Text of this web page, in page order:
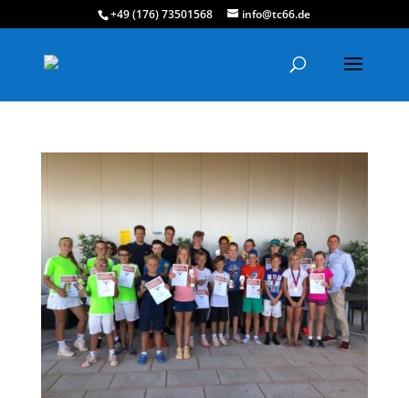
+49 (176) 73501568 info@tc66.de